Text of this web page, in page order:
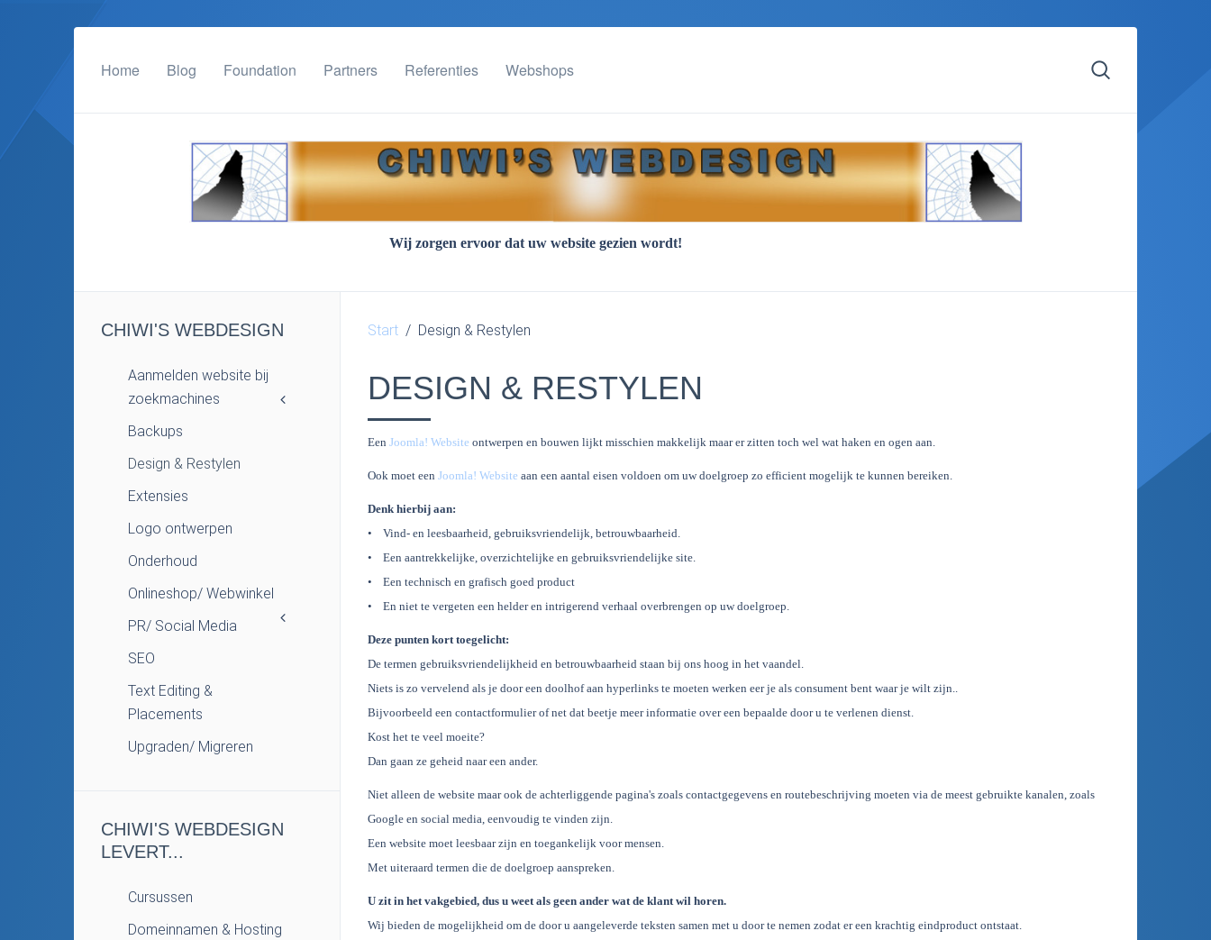
Home Blog Foundation Partners Referenties Webshops
Wij zorgen ervoor dat uw website gezien wordt!
Start Design & Restylen
DESIGN & RESTYLEN
Een Joomla! Website ontwerpen en bouwen lijkt misschien makkelijk maar er zitten toch wel wat haken en ogen aan.
Ook moet een Joomla! Website aan een aantal eisen voldoen om uw doelgroep zo efficient mogelijk te kunnen bereiken.
Denk hierbij aan:
• Vind- en leesbaarheid, gebruiksvriendelijk, betrouwbaarheid.
• Een aantrekkelijke, overzichtelijke en gebruiksvriendelijke site.
• Een technisch en grafisch goed product
• En niet te vergeten een helder en intrigerend verhaal overbrengen op uw doelgroep.
Deze punten kort toegelicht:
De termen gebruiksvriendelijkheid en betrouwbaarheid staan bij ons hoog in het vaandel.
Niets is zo vervelend als je door een doolhof aan hyperlinks te moeten werken eer je als consument bent waar je wilt zijn..
Bijvoorbeeld een contactformulier of net dat beetje meer informatie over een bepaalde door u te verlenen dienst.
Kost het te veel moeite?
Dan gaan ze geheid naar een ander.
Niet alleen de website maar ook de achterliggende pagina's zoals contactgegevens en routebeschrijving moeten via de meest gebruikte kanalen, zoals
Google en social media, eenvoudig te vinden zijn.
Een website moet leesbaar zijn en toegankelijk voor mensen.
Met uiteraard termen die de doelgroep aanspreken.
U zit in het vakgebied, dus u weet als geen ander wat de klant wil horen.
Wij bieden de mogelijkheid om de door u aangeleverde teksten samen met u door te nemen zodat er een krachtig eindproduct ontstaat.
CHIWI'S WEBDESIGN
Aanmelden website bij
zoekmachines
Backups
Design & Restylen
Extensies
Logo ontwerpen
Onderhoud
Onlineshop/ Webwinkel
PR/ Social Media
SEO
Text Editing &
Placements
Upgraden/ Migreren
CHIWI'S WEBDESIGN
LEVERT...
Cursussen
Domeinnamen & Hosting